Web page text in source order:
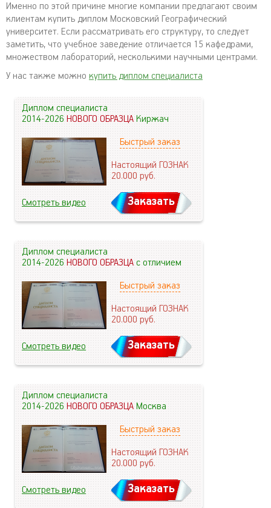
Именно по этой причине многие компании предлагают своим
клиентам купить диплом Московский Географический
университет. Если рассматривать его структуру, то следует
заметить, что учебное заведение отличается 15 кафедрами,
множеством лабораторий, несколькими научными центрами.
У нас также можно купить диплом специалиста
Диплом специалиста
2014-2026НОВОГО ОБРАЗЦАКиржач
Быстрый заказ
Настоящий ГОЗНАК
20.000руб.
Смотреть видео Заказать
Диплом специалиста
2014-2026НОВОГО ОБРАЗЦАс отличием
Быстрый заказ
Настоящий ГОЗНАК
20.000руб.
Смотреть видео Заказать
Диплом специалиста
2014-2026НОВОГО ОБРАЗЦАМосква
Быстрый заказ
Настоящий ГОЗНАК
20.000руб.
Смотреть видео Заказать